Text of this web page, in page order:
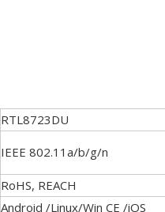
RTL8723DU
IEEE 802.11a/b/g/n
RoHS, REACH
Android /Linux/Win CE /iOS